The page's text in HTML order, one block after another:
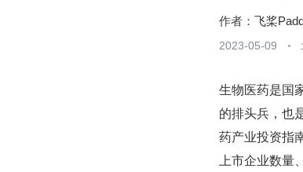
作者： 飞桨
2023-05-09
生物医药是国
的排头兵，也
药产业投资指
上市企业数量